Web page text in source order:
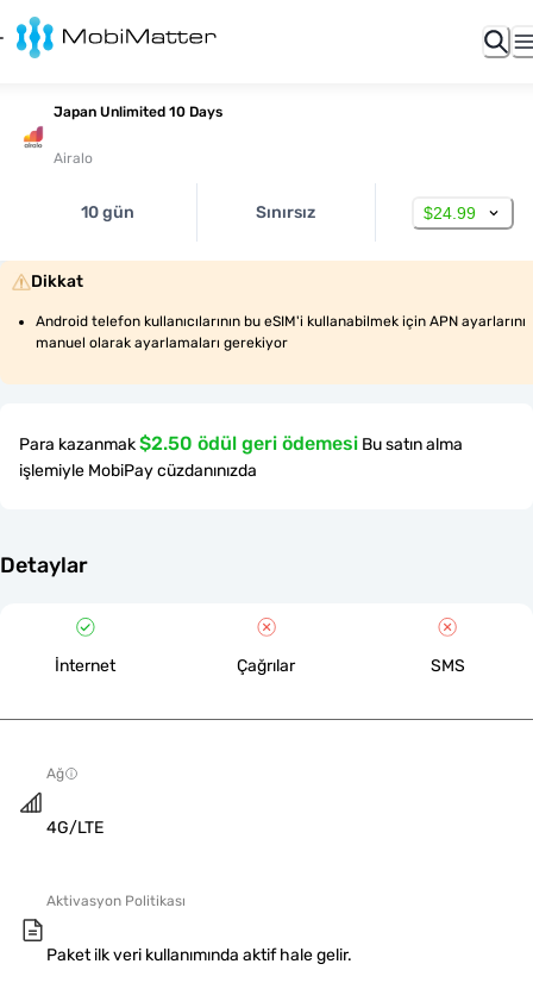
Japan Unlimited 10 Days
Airalo
10 gün Sınırsız $24.99
Dikkat
Android telefon kullanıcılarının bu eSIM'i kullanabilmek için APN ayarlarını
manuel olarak ayarlamaları gerekiyor
Para kazanmak$2.50 ödül geri ödemesi Bu satın alma
işlemiyle MobiPay cüzdanınızda
Detaylar
İnternet Çağrılar SMS
Ağ
4G/LTE
Aktivasyon Politikası
Paket ilk veri kullanımında aktif hale gelir.